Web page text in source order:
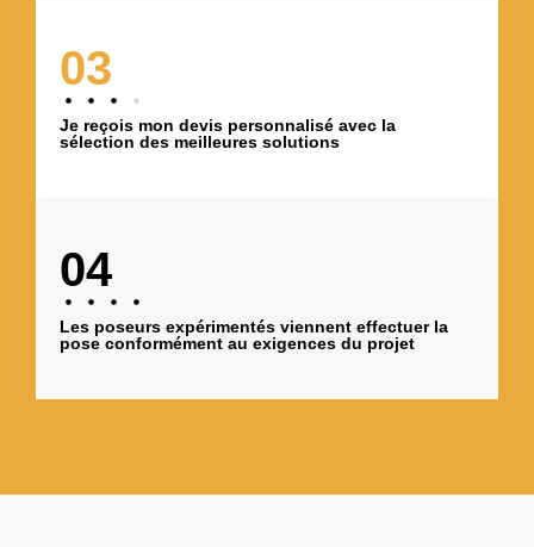
03
Je reçois mon devis personnalisé avec la
sélection des meilleures solutions
04
Les poseurs expérimentés viennent effectuer la
pose conformément au exigences du projet